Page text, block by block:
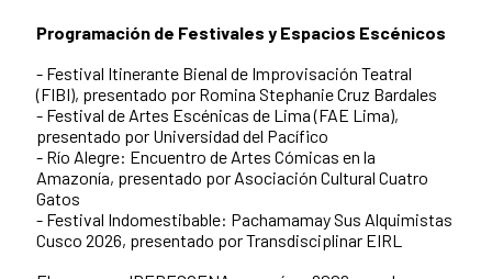
Programación de Festivales y Espacios Escénicos
- Festival Itinerante Bienal de Improvisación Teatral
(FIBI), presentado por Romina Stephanie Cruz Bardales
- Festival de Artes Escénicas de Lima (FAE Lima),
presentado por Universidad del Pacífico
- Río Alegre: Encuentro de Artes Cómicas en la
Amazonía, presentado por Asociación Cultural Cuatro
Gatos
- Festival Indomestibable: Pachamamay Sus Alquimistas
Cusco 2026, presentado por Transdisciplinar EIRL